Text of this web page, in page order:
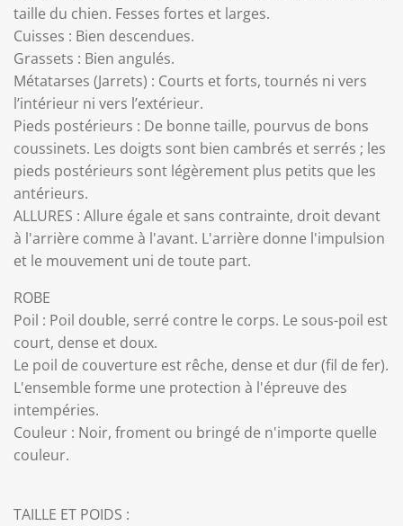
taille du chien. Fesses fortes et larges.
Cuisses : Bien descendues.
Grassets : Bien angulés.
Métatarses (Jarrets) : Courts et forts, tournés ni vers
l’intérieur ni vers l’extérieur.
Pieds postérieurs : De bonne taille, pourvus de bons
coussinets. Les doigts sont bien cambrés et serrés ; les
pieds postérieurs sont légèrement plus petits que les
antérieurs.
ALLURES : Allure égale et sans contrainte, droit devant
à l'arrière comme à l'avant. L'arrière donne l'impulsion
et le mouvement uni de toute part.
ROBE
Poil : Poil double, serré contre le corps. Le sous-poil est
court, dense et doux.
Le poil de couverture est rêche, dense et dur (fil de fer).
L'ensemble forme une protection à l'épreuve des
intempéries.
Couleur : Noir, froment ou bringé de n'importe quelle
couleur.
TAILLE ET POIDS :